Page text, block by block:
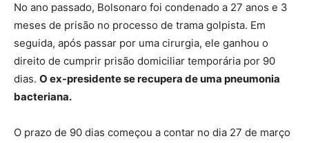
No ano passado, Bolsonaro foi condenado a 27 anos e 3
meses de prisão no processo de trama golpista. Em
seguida, após passar por uma cirurgia, ele ganhou o
direito de cumprir prisão domiciliar temporária por 90
dias. O ex-presidente se recupera de uma pneumonia
bacteriana.
O prazo de 90 dias começou a contar no dia 27 de março